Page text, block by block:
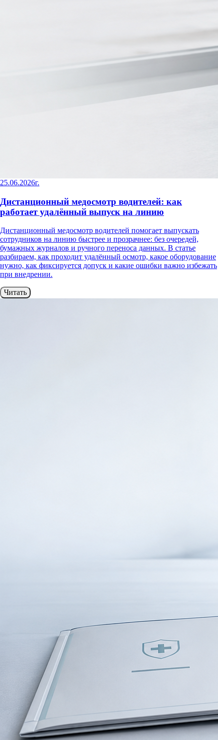
25.06.2026г.
Дистанционный медосмотр водителей: как
работает удалённый выпуск на линию
Дистанционный медосмотр водителей помогает выпускать
сотрудников на линию быстрее и прозрачнее: без очередей,
бумажных журналов и ручного переноса данных. В статье
разбираем, как проходит удалённый осмотр, какое оборудование
нужно, как фиксируется допуск и какие ошибки важно избежать
при внедрении.
Читать